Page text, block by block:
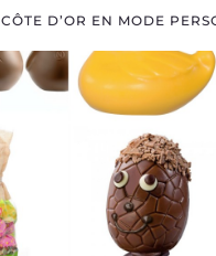
CÔTE D’OR EN MODE